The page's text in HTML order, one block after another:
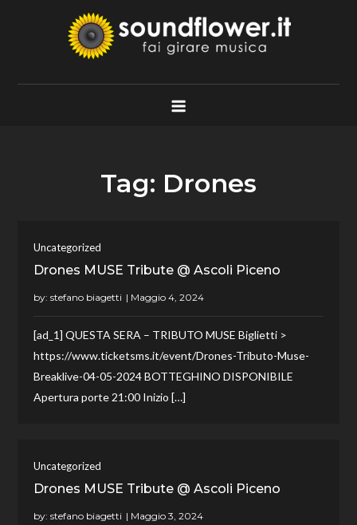
Soundflower.it
Fai Girare Musica
Tag: Drones
Uncategorized
Drones MUSE Tribute @ Ascoli Piceno
by:stefano biagetti
[ad_1] QUESTA SERA – TRIBUTO MUSE Biglietti >
https://www.ticketsms.it/event/Drones-Tributo-Muse-
Breaklive-04-05-2024 BOTTEGHINO DISPONIBILE
Apertura porte 21:00 Inizio […]
Uncategorized
Drones MUSE Tribute @ Ascoli Piceno
by:stefano biagetti